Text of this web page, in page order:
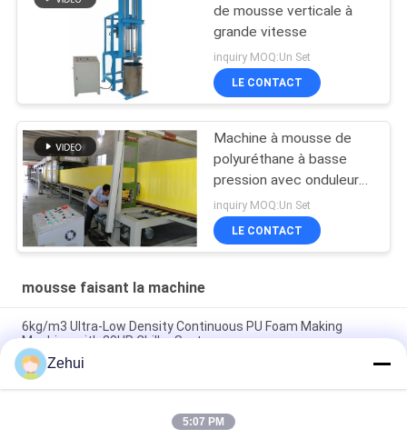
de mousse verticale à
grande vitesse
inquiry MOQ:Un Set
LE CONTACT
Machine à mousse de
polyuréthane à basse
pression avec onduleur
Siemens
inquiry MOQ:Un Set
LE CONTACT
mousse faisant la machine
6kg/m3 Ultra-Low Density Continuous PU Foam Making
Machine with 20HP Chiller System
Automatic Glass Flow Meter Horizontal Foam Making Machine
Up To 1300mm Height
Mètre automatique de débit de verre Machine horizontale de
Zehui
5:07 PM